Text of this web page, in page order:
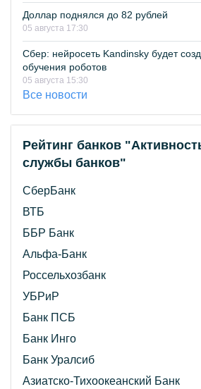
Доллар поднялся до 82 рублей
05 августа 17:30
Сбер: нейросеть Kandinsky будет
обучения роботов
05 августа 15:30
Все новости
Рейтинг банков
службы банков"
СберБанк
ВТБ
ББР Банк
Альфа-Банк
Россельхозбанк
УБРиР
Банк ПСБ
Банк Инго
Банк Уралсиб
Азиатско-Тихоокеанский Банк